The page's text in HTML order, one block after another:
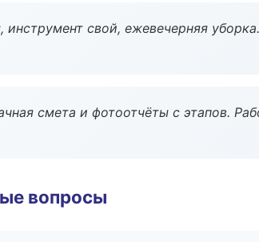
инструмент свой, ежевечерняя
смета и фотоотчёты с этапов.
вопросы